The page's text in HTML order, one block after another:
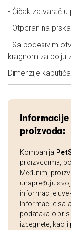
- Čičak zatvarač
- Otporan na
- Sa podesivim
kragnom za bolju
Dimenzije
proizvoda:
Kompanija
proizvodima,
Međutim,
unapređuju
informacije
Informacije sa
podataka o
izbegnete, kao